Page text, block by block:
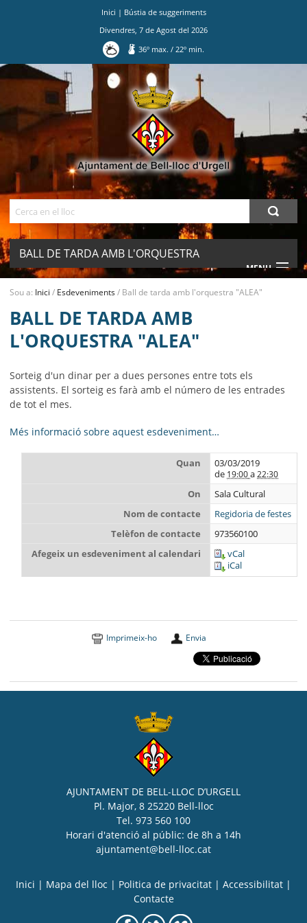
Inici | Bústia de suggeriments
Divendres 7 de Agost del 2026
36º max./ 22º min.
BALL DE TARDA AMB L'ORQUESTRA
"ALEA"
MENU
AJUNTAMENT
MUNICIPI
SEU ELECTRÒNICA
BELL-LLOC SOLUCIONA
Sou a: Inici / Esdeveniments/ Ball de tarda amb l'orquestra "ALEA"
BALL DE TARDA AMB
L'ORQUESTRA "ALEA"
Sorteig d'un dinar per a dues persones entre tots els
assistents. El sorteig es farà amb el número de les entrades
de tot el mes.
Més informació sobre aquest esdeveniment…
Quan
03/03/2019
de 19:00 a22:30
On
Sala Cultural
Nom de contacte
Regidoria de festes
Telèfon de contacte
973560100
Afegeix un esdeveniment al calendari
vCal
iCal
Imprimeix-ho Envia
AJUNTAMENT DE BELL-LLOC D’URGELL
Pl. Major, 8 25220 Bell-lloc
Tel. 973 560 100
Horari d'atenció al públic: de 8h a 14h
ajuntament@bell-lloc.cat
Inici | Mapa del lloc | Politica de privacitat | Accessibilitat |
Contacte